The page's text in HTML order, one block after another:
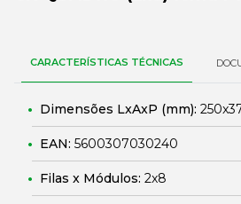
CARACTERÍSTICAS TÉCNICAS
Dimensões LxAxP (mm):
EAN: 5600307030240
Filas x Módulos: 2x8